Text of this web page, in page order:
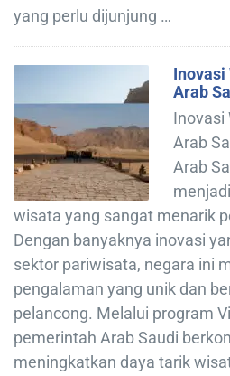
yang perlu dijunjung …
Inovasi
Arab
Inovasi
Arab
Arab
wisata yang sangat menarik
Dengan banyaknya inovasi
sektor pariwisata, negara ini
pengalaman yang unik dan
pelancong. Melalui program
pemerintah Arab Saudi
meningkatkan daya tarik